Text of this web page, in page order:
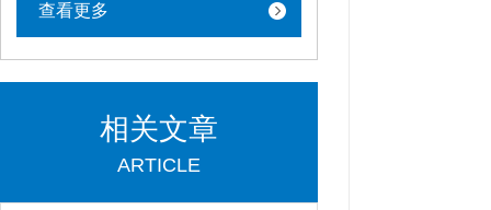
查看更多
相关文章
ARTICLE